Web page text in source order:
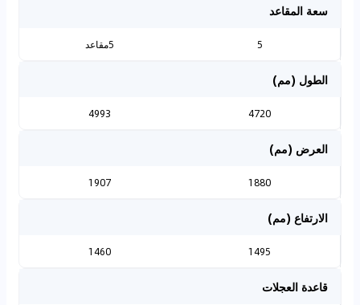
سعة المقاعد
5 5مقاعد
الطول (مم)
4720
4993
العرض (مم)
1880
1907
الارتفاع (مم)
1495
1460
قاعدة العجلات